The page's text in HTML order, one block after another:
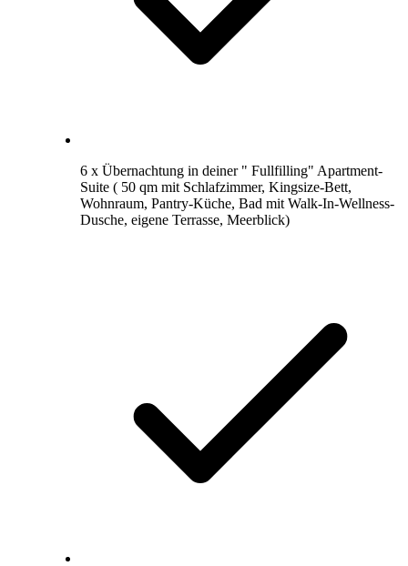
6 x Übernachtung in deiner " Fullfilling" Apartment-
Suite ( 50 qm mit Schlafzimmer, Kingsize-Bett,
Wohnraum, Pantry-Küche, Bad mit Walk-In-Wellness-
Dusche, eigene Terrasse, Meerblick)